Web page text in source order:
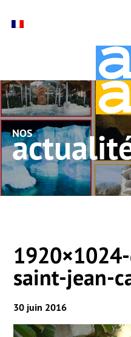
nos
saint-jean-
30 juin 2016